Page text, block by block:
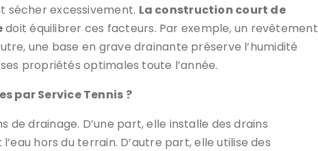
sécher excessivement. La construction court de
doit équilibrer ces facteurs. Par exemple, un revêtement
une base en grave drainante préserve l’humidité
propriétés optimales toute l’année.
par Service Tennis ?
de drainage. D’une part, elle installe des drains
hors du terrain. D’autre part, elle utilise des